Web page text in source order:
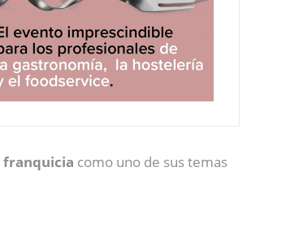
franquicia como uno de sus temas